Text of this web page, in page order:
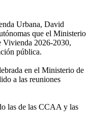
Urbana, David
que el Ministerio
Vivienda 2026-2030,
pública.
en el Ministerio de
a las reuniones
las de las CCAA y las